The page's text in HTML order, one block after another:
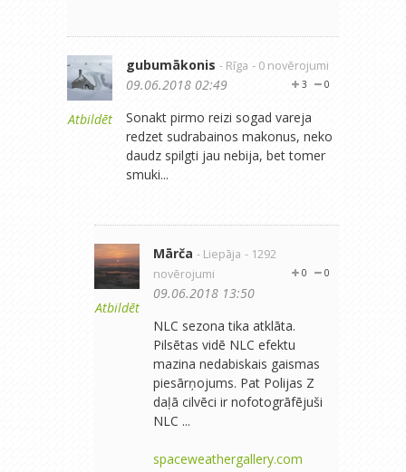
Atbildēt
gubumākonis - Rīga - 0 novērojumi
0
3
09.06.2018 02:49
Sonakt pirmo reizi sogad vareja
redzet sudrabainos makonus, neko
daudz spilgti jau nebija, bet tomer
smuki...
Atbildēt
Mārča - Liepāja - 1292
novērojumi
0
0
09.06.2018 13:50
NLC sezona tika atklāta.
Pilsētas vidē NLC efektu
mazina nedabiskais gaismas
piesārņojums. Pat Polijas Z
daļā cilvēci ir nofotogrāfējuši
NLC ...
spaceweathergallery.com